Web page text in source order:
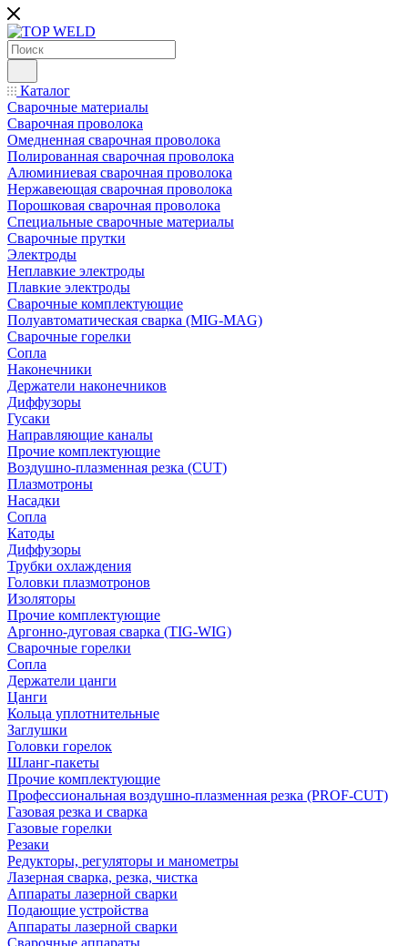
Каталог
Сварочные материалы
Сварочная проволока
Омедненная сварочная проволока
Полированная сварочная проволока
Алюминиевая сварочная проволока
Нержавеющая сварочная проволока
Порошковая сварочная проволока
Специальные сварочные материалы
Сварочные прутки
Электроды
Неплавкие электроды
Плавкие электроды
Сварочные комплектующие
Полуавтоматическая сварка (MIG-MAG)
Сварочные горелки
Сопла
Наконечники
Держатели наконечников
Диффузоры
Гусаки
Направляющие каналы
Прочие комплектующие
Воздушно-плазменная резка (CUT)
Плазмотроны
Насадки
Сопла
Катоды
Диффузоры
Трубки охлаждения
Головки плазмотронов
Изоляторы
Прочие комплектующие
Аргонно-дуговая сварка (TIG-WIG)
Сварочные горелки
Сопла
Держатели цанги
Цанги
Кольца уплотнительные
Заглушки
Головки горелок
Шланг-пакеты
Прочие комплектующие
Профессиональная воздушно-плазменная резка (PROF-CUT)
Газовая резка и сварка
Газовые горелки
Резаки
Редукторы, регуляторы и манометры
Лазерная сварка, резка, чистка
Аппараты лазерной сварки
Подающие устройства
Аппараты лазерной сварки
Сварочные аппараты